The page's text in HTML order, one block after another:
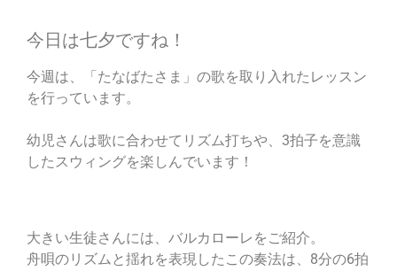
今日は七夕ですね！
今週は、「たなばたさま」の歌を取り入れたレッスン
を行っています。
幼児さんは歌に合わせてリズム打ちや、3拍子を意識
したスウィングを楽しんでいます！
大きい生徒さんには、バルカローレをご紹介。
舟唄のリズムと揺れを表現したこの奏法は、8分の6拍